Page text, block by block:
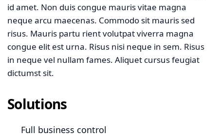
id amet. Non duis congue mauris vitae magna
neque arcu maecenas. Commodo sit mauris sed
risus. Mauris partu rient volutpat viverra magna
congue elit est urna. Risus nisi neque in sem. Risus
in neque vel nullam fames. Aliquet cursus feugiat
dictumst sit.
Solutions
Full business control